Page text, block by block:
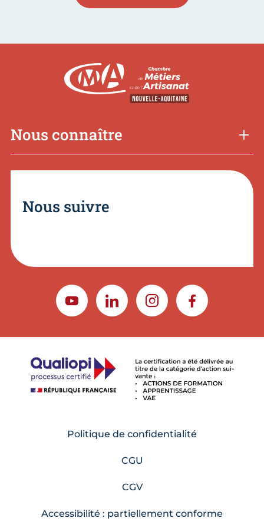
Nous connaître
Nous suivre
YOUTUBELINKEDININSTAGRAMFACEBOOK
Politique de confidentialité
CGU
CGV
Accessibilité : partiellement conforme